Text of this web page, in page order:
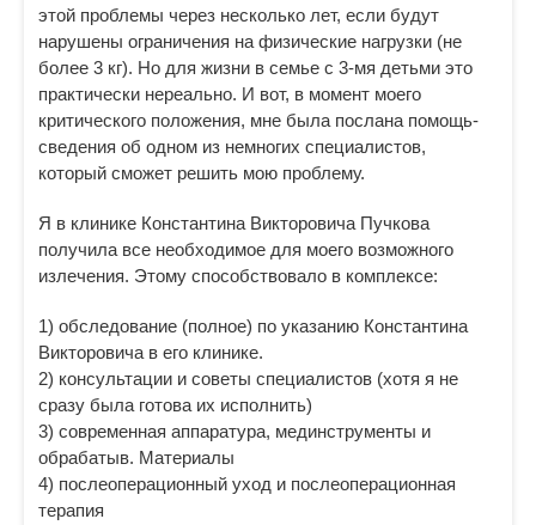
этой проблемы через несколько лет, если будут
нарушены ограничения на физические нагрузки (не
более 3 кг). Но для жизни в семье с 3-мя детьми это
практически нереально. И вот, в момент моего
критического положения, мне была послана помощь-
сведения об одном из немногих специалистов,
который сможет решить мою проблему.
Я в клинике Константина Викторовича Пучкова
получила все необходимое для моего возможного
излечения. Этому способствовало в комплексе:
1) обследование (полное) по указанию Константина
Викторовича в его клинике.
2) консультации и советы специалистов (хотя я не
сразу была готова их исполнить)
3) современная аппаратура, мединструменты и
обрабатыв. Материалы
4) послеоперационный уход и послеоперационная
терапия